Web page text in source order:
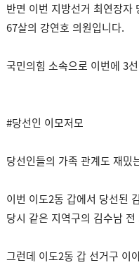
반면 이번 지방선거 최연장자
67살의 강연호 의원입니다.
국민의힘 소속으로 이번에 3
#당선인 이모저모
당선인들의 가족 관계도 재밌
이번 이도2동 갑에서 당선된
당시 같은 지역구의 김수남
그런데 이도2동 갑 선거구 이